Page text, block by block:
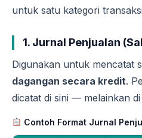
untuk satu kategori
1. Jurnal Penjualan
Digunakan untuk mencatat
dagangan secara kredit.
dicatat di sini — melainkan
Contoh Format Jurnal